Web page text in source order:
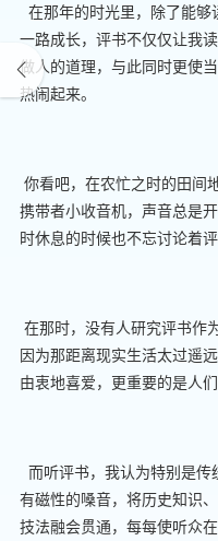
在那年的时光里，除了能
一路成长，评书不仅仅让我
做人的道理，与此同时更使
热闹起来。
你看吧，在农忙之时的田间
携带者小收音机，声音总是
时休息的时候也不忘讨论着
在那时，没有人研究评书作
因为那距离现实生活太过遥
由衷地喜爱，更重要的是人
而听评书，我认为特别是
有磁性的嗓音，将历史知识
技法融会贯通，每每使听众